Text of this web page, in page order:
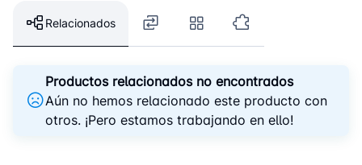
Relacionados
Productos relacionados no encontrados
Aún no hemos relacionado este producto con
otros. ¡Pero estamos trabajando en ello!